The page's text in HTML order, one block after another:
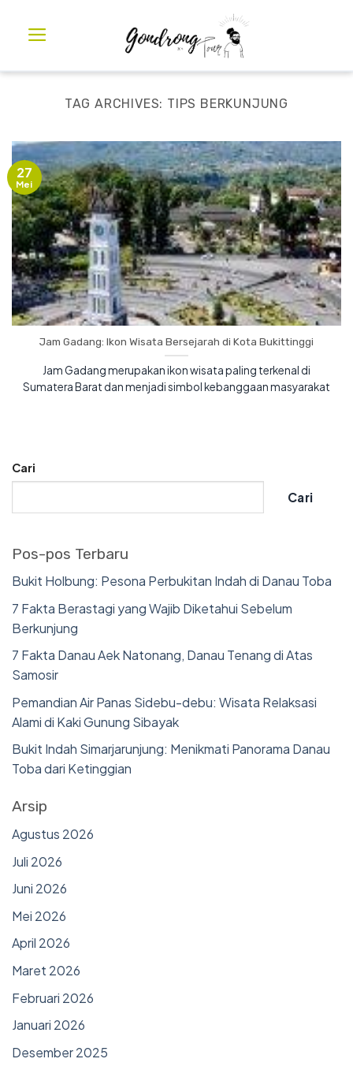
TAG ARCHIVES: TIPS BERKUNJUNG
Jam Gadang: Ikon Wisata Bersejarah di Kota Bukittinggi
Jam Gadang merupakan ikon wisata paling terkenal di
Sumatera Barat dan menjadi simbol kebanggaan masyarakat
27
Mei
Cari
Cari
Pos-pos Terbaru
Bukit Holbung: Pesona Perbukitan Indah di Danau Toba
7 Fakta Berastagi yang Wajib Diketahui Sebelum
Berkunjung
7 Fakta Danau Aek Natonang, Danau Tenang di Atas
Samosir
Pemandian Air Panas Sidebu-debu: Wisata Relaksasi
Alami di Kaki Gunung Sibayak
Bukit Indah Simarjarunjung: Menikmati Panorama Danau
Toba dari Ketinggian
Arsip
Agustus 2026
Juli 2026
Juni 2026
Mei 2026
April 2026
Maret 2026
Februari 2026
Januari 2026
Desember 2025